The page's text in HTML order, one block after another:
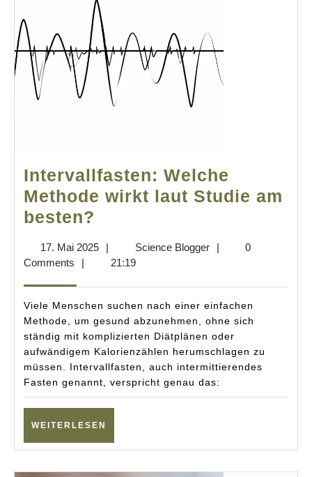
Intervallfasten: Welche
Methode wirkt laut Studie am
besten?
Methode
laut
Studie
am
besten?
17. Mai 202517.
Mai
| Science BloggerScience
|
0
Comments
| 21:19
Viele Menschen suchen nach einer einfachen
Methode, um gesund abzunehmen, ohne sich
ständig mit komplizierten Diätplänen oder
aufwändigem Kalorienzählen herumschlagen zu
müssen. Intervallfasten, auch intermittierendes
Fasten genannt, verspricht genau das:
WEITERLESEN